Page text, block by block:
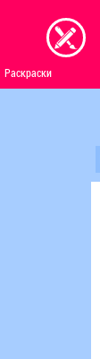
Раскраски